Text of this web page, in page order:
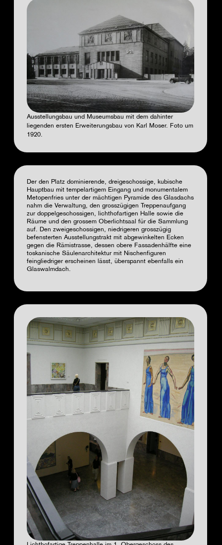
Ausstellungsbau und Museumsbau mit dem dahinter
liegenden ersten Erweiterungsbau von Karl Moser. Foto um
1920.
Der den Platz dominierende, dreigeschossige, kubische
Hauptbau mit tempelartigem Eingang und monumentalem
Metopenfries unter der mächtigen Pyramide des Glasdachs
nahm die Verwaltung, den grosszügigen Treppenaufgang
zur doppelgeschossigen, lichthofartigen Halle sowie die
Räume und den grossem Oberlichtsaal für die Sammlung
auf. Den zweigeschossigen, niedrigeren grosszügig
befensterten Ausstellungstrakt mit abgewinkelten Ecken
gegen die Rämistrasse, dessen obere Fassadenhälfte eine
toskanische Säulenarchitektur mit Nischenfiguren
feingliedriger erscheinen lässt, überspannt ebenfalls ein
Glaswalmdach.